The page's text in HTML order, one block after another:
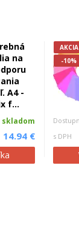
na
A4 -
f...
skladom
14.94 €
AKCIA
-10%
s DPH